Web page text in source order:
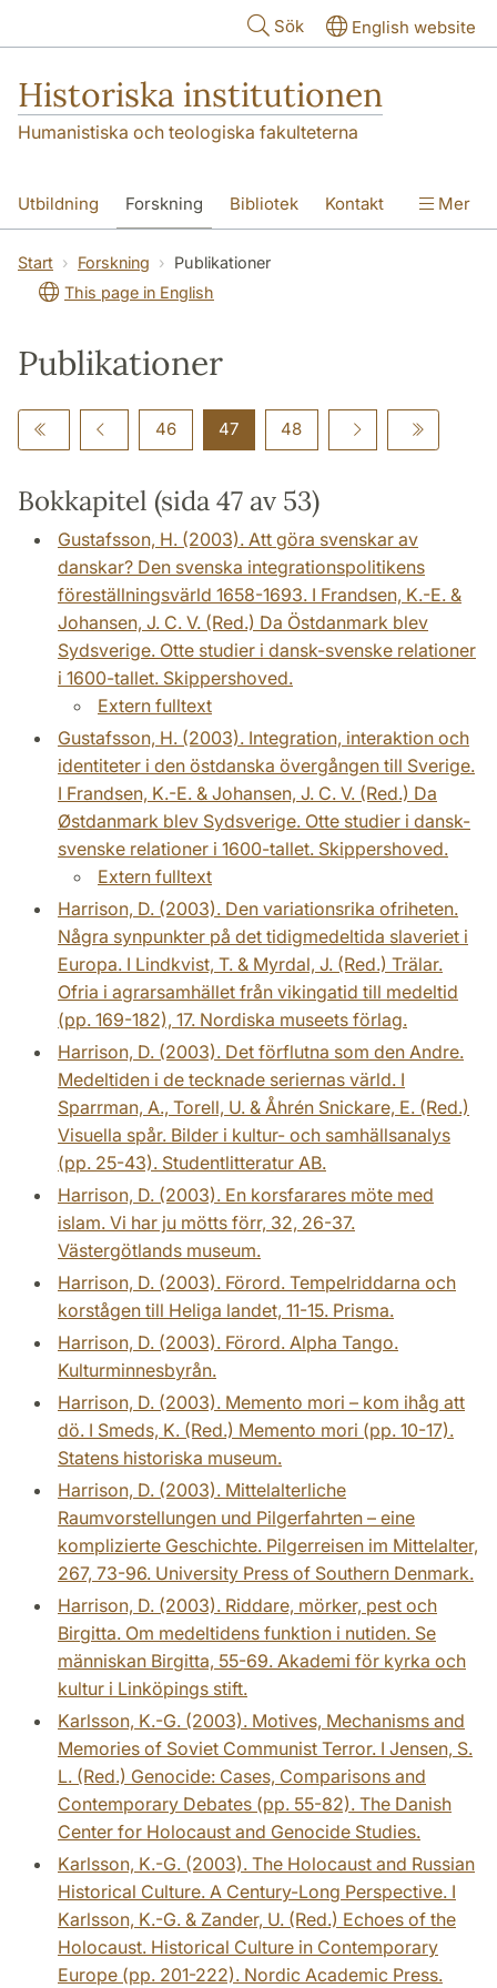
Sök English website
Historiska institutionen
Humanistiska och teologiska fakulteterna
Utbildning Forskning Bibliotek Kontakt
Om institutionen
Mer
Start Forskning
Publikationer
This page in English
Publikationer
46 47 48
Bokkapitel (sida 47 av 53)
Gustafsson, H. (2003). Att göra svenskar av
danskar? Den svenska integrationspolitikens
föreställningsvärld 1658-1693. I Frandsen, K.-E. &
Johansen, J. C. V. (Red.) Da Östdanmark blev
Sydsverige. Otte studier i dansk-svenske relationer
i 1600-tallet. Skippershoved.
Extern fulltext
Gustafsson, H. (2003). Integration, interaktion och
identiteter i den östdanska övergången till Sverige.
I Frandsen, K.-E. & Johansen, J. C. V. (Red.) Da
Østdanmark blev Sydsverige. Otte studier i dansk-
svenske relationer i 1600-tallet. Skippershoved.
Extern fulltext
Harrison, D. (2003). Den variationsrika ofriheten.
Några synpunkter på det tidigmedeltida slaveriet i
Europa. I Lindkvist, T. & Myrdal, J. (Red.) Trälar.
Ofria i agrarsamhället från vikingatid till medeltid
(pp. 169-182), 17. Nordiska museets förlag.
Harrison, D. (2003). Det förflutna som den Andre.
Medeltiden i de tecknade seriernas värld. I
Sparrman, A., Torell, U. & Åhrén Snickare, E. (Red.)
Visuella spår. Bilder i kultur- och samhällsanalys
(pp. 25-43). Studentlitteratur AB.
Harrison, D. (2003). En korsfarares möte med
islam. Vi har ju mötts förr, 32, 26-37.
Västergötlands museum.
Harrison, D. (2003). Förord. Tempelriddarna och
korstågen till Heliga landet, 11-15. Prisma.
Harrison, D. (2003). Förord. Alpha Tango.
Kulturminnesbyrån.
Harrison, D. (2003). Memento mori – kom ihåg att
dö. I Smeds, K. (Red.) Memento mori (pp. 10-17).
Statens historiska museum.
Harrison, D. (2003). Mittelalterliche
Raumvorstellungen und Pilgerfahrten – eine
komplizierte Geschichte. Pilgerreisen im Mittelalter,
267, 73-96. University Press of Southern Denmark.
Harrison, D. (2003). Riddare, mörker, pest och
Birgitta. Om medeltidens funktion i nutiden. Se
människan Birgitta, 55-69. Akademi för kyrka och
kultur i Linköpings stift.
Karlsson, K.-G. (2003). Motives, Mechanisms and
Memories of Soviet Communist Terror. I Jensen, S.
L. (Red.) Genocide: Cases, Comparisons and
Contemporary Debates (pp. 55-82). The Danish
Center for Holocaust and Genocide Studies.
Karlsson, K.-G. (2003). The Holocaust and Russian
Historical Culture. A Century-Long Perspective. I
Karlsson, K.-G. & Zander, U. (Red.) Echoes of the
Holocaust. Historical Culture in Contemporary
Europe (pp. 201-222). Nordic Academic Press.